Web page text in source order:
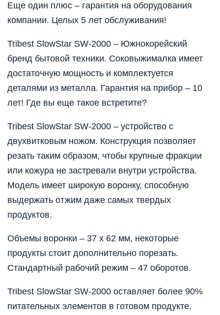
Еще один плюс – гарантия на оборудования
компании. Целых 5 лет обслуживания!
Tribest SlowStar SW-2000 – Южнокорейский
бренд бытовой техники. Соковыжималка имеет
достаточную мощность и комплектуется
деталями из металла. Гарантия на прибор – 10
лет! Где вы еще такое встретите?
Tribest SlowStar SW-2000 – устройство с
двухвитковым ножом. Конструкция позволяет
резать таким образом, чтобы крупные фракции
или кожура не застревали внутри устройства.
Модель имеет широкую воронку, способную
выдержать отжим даже самых твердых
продуктов.
Объемы воронки – 37 х 62 мм, некоторые
продукты стоит дополнительно порезать.
Стандартный рабочий режим – 47 оборотов.
Tribest SlowStar SW-2000 оставляет более 90%
питательных элементов в готовом продукте.